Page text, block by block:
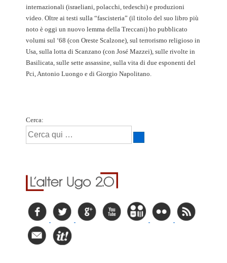
internazionali (israeliani, polacchi, tedeschi) e produzioni
video. Oltre ai testi sulla “fascisteria” (il titolo del suo libro più
noto è oggi un nuovo lemma della Treccani) ho pubblicato
volumi sul ‘68 (con Oreste Scalzone), sul terrorismo religioso in
Usa, sulla lotta di Scanzano (con José Mazzei), sulle rivolte in
Basilicata, sulle sette assassine, sulla vita di due esponenti del
Pci, Antonio Luongo e di Giorgio Napolitano.
Cerca: